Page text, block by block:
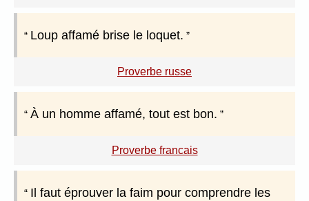
Loup affamé brise le loquet.
Proverbe russe
À un homme affamé, tout est bon.
Proverbe francais
Il faut éprouver la faim pour comprendre les